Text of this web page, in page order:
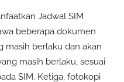
Jadwal SIM
beberapa dokumen
masih berlaku dan akan
masih berlaku, sesuai
SIM. Ketiga, fotokopi